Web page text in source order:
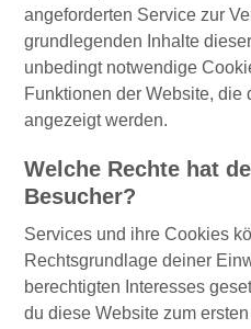
angeforderten Service zur
grundlegenden Inhalte
unbedingt notwendige
Funktionen der Website,
angezeigt werden.
Welche Rechte hat
Besucher?
Services und ihre Cookies
Rechtsgrundlage deiner
berechtigten Interesses
du diese Website zum